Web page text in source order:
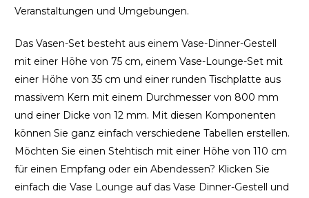
Veranstaltungen und Umgebungen.
Das Vasen-Set besteht aus einem Vase-Dinner-Gestell
mit einer Höhe von 75 cm, einem Vase-Lounge-Set mit
einer Höhe von 35 cm und einer runden Tischplatte aus
massivem Kern mit einem Durchmesser von 800 mm
und einer Dicke von 12 mm. Mit diesen Komponenten
können Sie ganz einfach verschiedene Tabellen erstellen.
Möchten Sie einen Stehtisch mit einer Höhe von 110 cm
für einen Empfang oder ein Abendessen? Klicken Sie
einfach die Vase Lounge auf das Vase Dinner-Gestell und